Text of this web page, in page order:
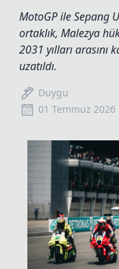
MotoGP ile Sepang
ortaklık, Malezya
2031 yılları arasını
uzatıldı.
Duygu
01 Temmuz 2026